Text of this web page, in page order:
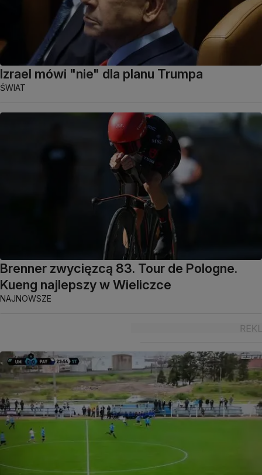
Izrael mówi "nie" dla planu Trumpa
ŚWIAT
Brenner zwycięzcą 83. Tour de Pologne.
Kueng najlepszy w Wieliczce
NAJNOWSZE